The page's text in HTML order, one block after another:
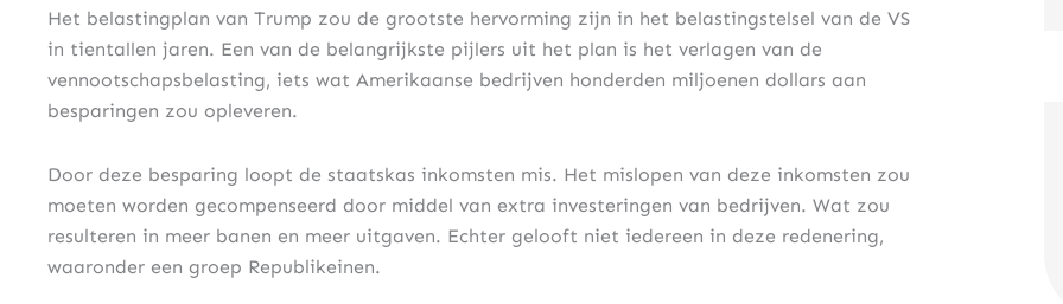
Het belastingplan van Trump zou de grootste hervorming zijn in het belastingstelsel van de VS
in tientallen jaren. Een van de belangrijkste pijlers uit het plan is het verlagen van de
vennootschapsbelasting, iets wat Amerikaanse bedrijven honderden miljoenen dollars aan
besparingen zou opleveren.
Door deze besparing loopt de staatskas inkomsten mis. Het mislopen van deze inkomsten zou
moeten worden gecompenseerd door middel van extra investeringen van bedrijven. Wat zou
resulteren in meer banen en meer uitgaven. Echter gelooft niet iedereen in deze redenering,
waaronder een groep Republikeinen.